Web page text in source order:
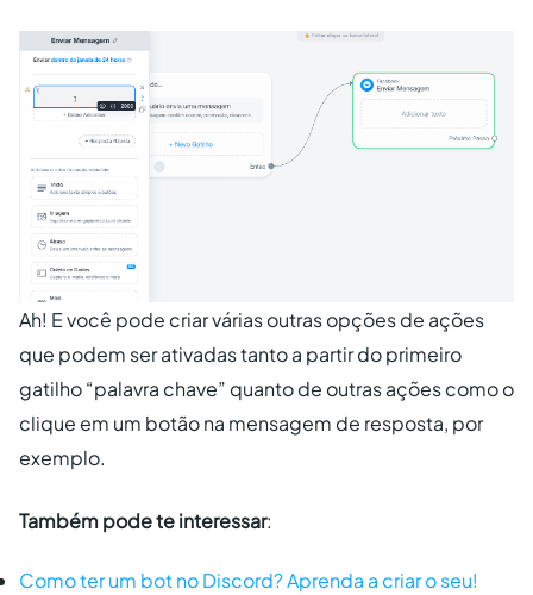
Ah! E você pode criar várias outras opções de ações
que podem ser ativadas tanto a partir do primeiro
gatilho “palavra chave” quanto de outras ações como o
clique em um botão na mensagem de resposta, por
exemplo.
Também pode te interessar:
Como ter um bot no Discord? Aprenda a criar o seu!